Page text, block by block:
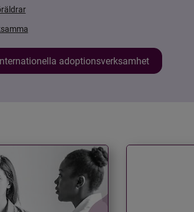
adoptionsverksamhet